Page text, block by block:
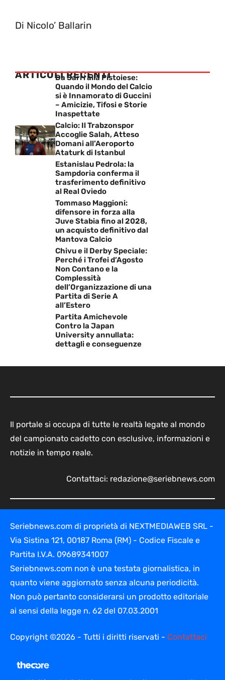
Di Nicolo’ Ballarin
ARTICOLI RECENTI
Da Sarri alla Pistoiese:
Quando il Mondo del Calcio
si è Innamorato di Guccini
– Amicizie, Tifosi e Storie
Inaspettate
Calcio: Il Trabzonspor
Accoglie Salah, Atteso
Domani all’Aeroporto
Ataturk di Istanbul
Estanislau Pedrola: la
Sampdoria conferma il
trasferimento definitivo
al Real Oviedo
Tommaso Maggioni:
difensore in forza alla
Juve Stabia fino al 2028,
un acquisto definitivo dal
Mantova Calcio
Chivu e il Derby Speciale:
Perché i Trofei d’Agosto
Non Contano e la
Complessità
dell’Organizzazione di una
Partita di Serie A
all’Estero
Partita Amichevole
Contro la Japan
University annullata:
dettagli e conseguenze
Il portale si occupa di tutte le realtà legate al mondo
del campionato cadetto con esclusive, informazioni e
notizie in tempo reale.
Contattaci: redazione@seriebnews.com
Seriebnews.com di proprietà di NEXTMEDIAWEB SRL -
Via Sistina 121, 00187 Roma (RM) - Codice Fiscale e
Partita I.V.A. 09689341007
Seriebnews.com non è una testata giornalistica, in
quanto viene aggiornato senza alcuna periodicità.
Non può pertanto considerarsi un prodotto editoriale
ai sensi della legge n. 62 del 07.03.2001
Copyright ©2026 - Tutti i diritti riservati - Contattaci